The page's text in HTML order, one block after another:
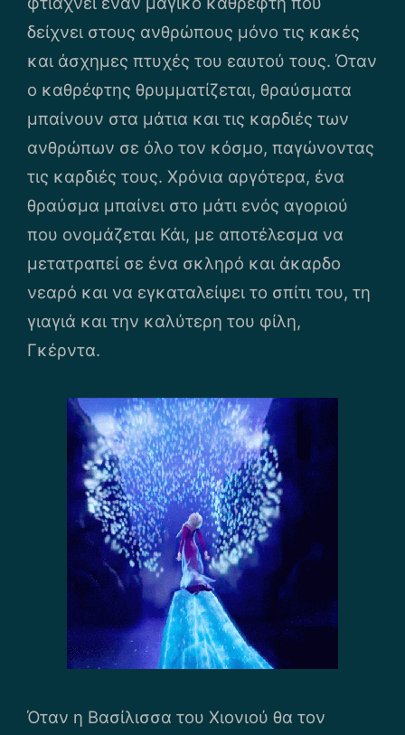
δείχνει στους ανθρώπους μόνο τις κακές
και άσχημες πτυχές του εαυτού τους. Όταν
ο καθρέφτης θρυμματίζεται, θραύσματα
μπαίνουν στα μάτια και τις καρδιές των
ανθρώπων σε όλο τον κόσμο, παγώνοντας
τις καρδιές τους. Χρόνια αργότερα, ένα
θραύσμα μπαίνει στο μάτι ενός αγοριού
που ονομάζεται Κάι, με αποτέλεσμα να
μετατραπεί σε ένα σκληρό και άκαρδο
νεαρό και να εγκαταλείψει το σπίτι του, τη
γιαγιά και την καλύτερη του φίλη,
Γκέρντα.
Όταν η Βασίλισσα του Χιονιού θα τον